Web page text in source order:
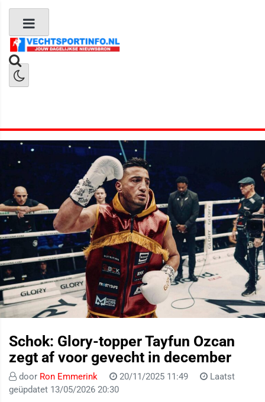
Schok: Glory-topper Tayfun Ozcan
zegt af voor gevecht in december
door Ron Emmerink 20/11/2025 11:49
Laatst
geüpdatet 13/05/2026 20:30